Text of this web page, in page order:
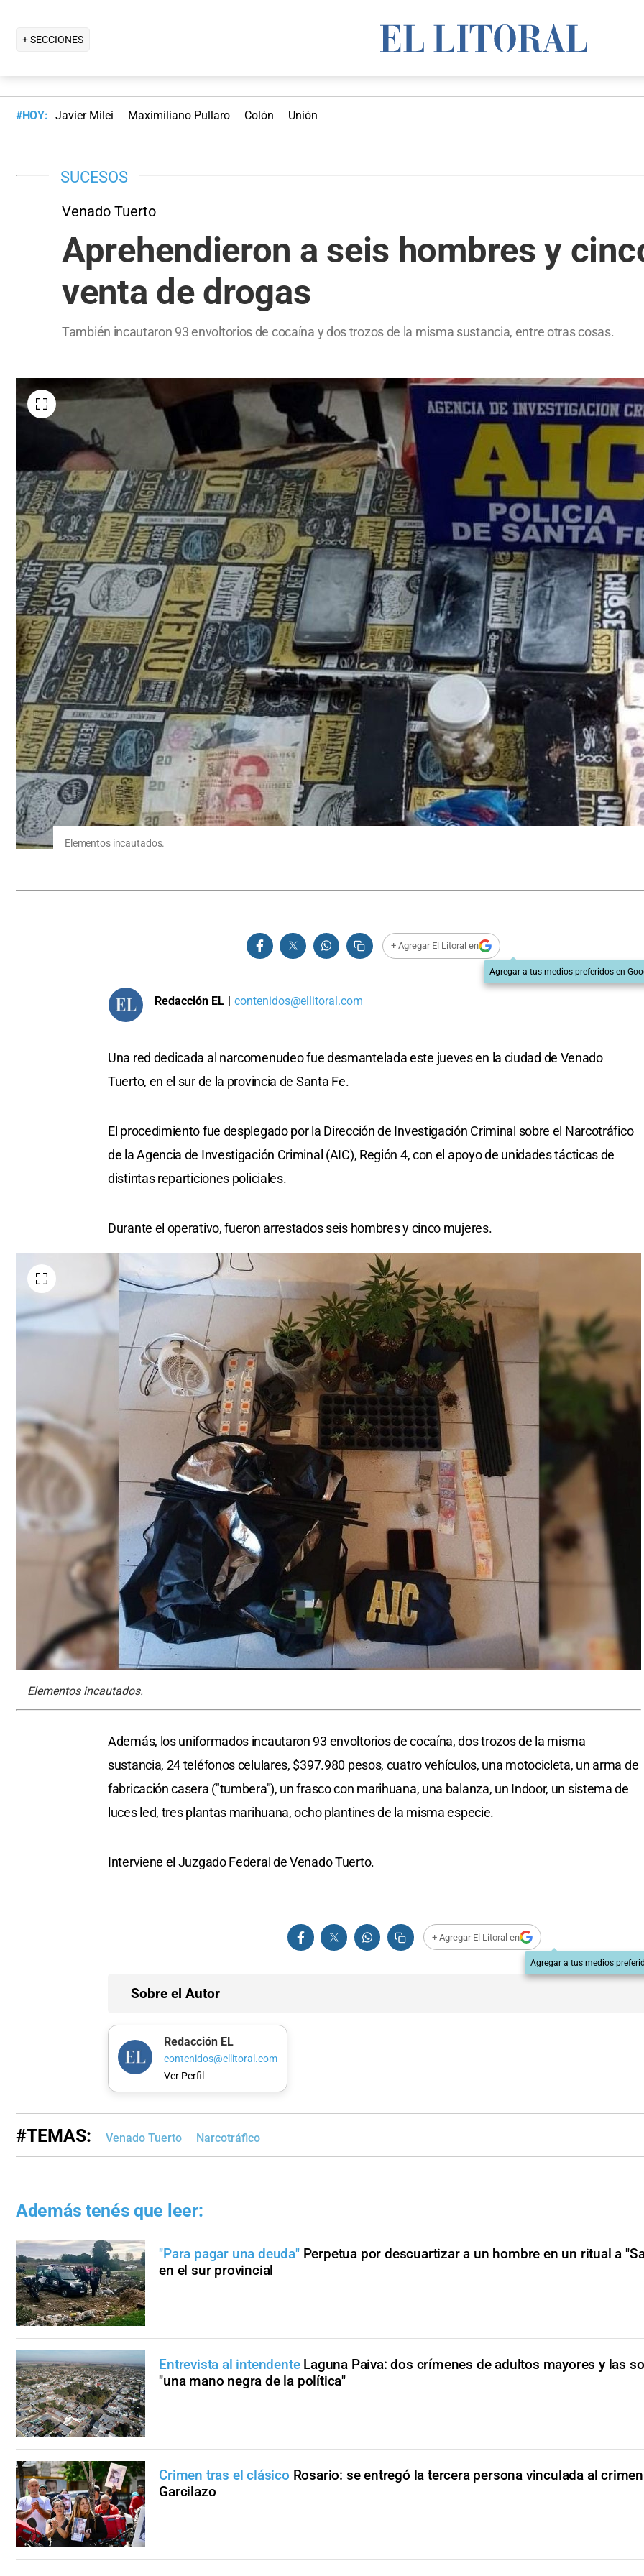
+ SECCIONES
#HOY: Javier Milei Maximiliano Pullaro Colón Unión
SUCESOS
Venado Tuerto
Aprehendieron a seis hombres y
venta de drogas
También incautaron 93 envoltorios de cocaína y dos trozos de la misma sustancia, entre otras cosas.
Elementos incautados.
+ Agregar El Litoral en
Agregar a tus medios preferidos en
Redacción EL | contenidos@ellitoral.com
Una red dedicada al narcomenudeo fue desmantelada este jueves en la ciudad de Venado
Tuerto, en el sur de la provincia de Santa Fe.
El procedimiento fue desplegado por la Dirección de Investigación Criminal sobre el Narcotráfico
de la Agencia de Investigación Criminal (AIC), Región 4, con el apoyo de unidades tácticas de
distintas reparticiones policiales.
Durante el operativo, fueron arrestados seis hombres y cinco mujeres.
Elementos incautados.
Además, los uniformados incautaron 93 envoltorios de cocaína, dos trozos de la misma
sustancia, 24 teléfonos celulares, $397.980 pesos, cuatro vehículos, una motocicleta, un arma de
fabricación casera ("tumbera"), un frasco con marihuana, una balanza, un Indoor, un sistema de
luces led, tres plantas marihuana, ocho plantines de la misma especie.
Interviene el Juzgado Federal de Venado Tuerto.
+ Agregar El Litoral en
Agregar a tus medios
Sobre el Autor
Redacción EL
contenidos@ellitoral.com
Ver Perfil
#TEMAS: Venado Tuerto Narcotráfico
Además tenés que leer:
"Para pagar una deuda" Perpetua por descuartizar a un hombre en un ritual a
en el sur provincial
Entrevista al intendente Laguna Paiva: dos crímenes de adultos mayores y las
"una mano negra de la política"
Crimen tras el clásico Rosario: se entregó la tercera persona vinculada al
Garcilazo